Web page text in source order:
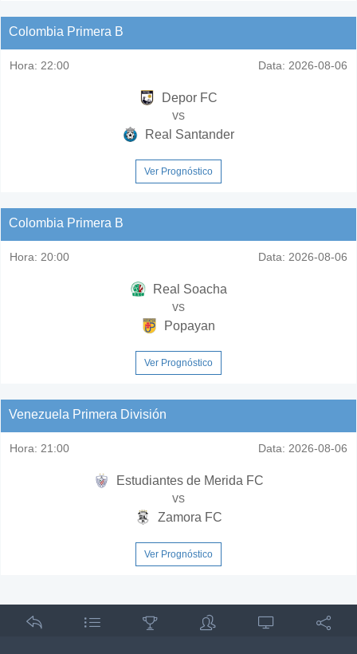
Colombia Primera B
Hora: 22:00 Data: 2026-08-06
Depor FC
vs
Real Santander
Ver Prognóstico
Colombia Primera B
Hora: 20:00 Data: 2026-08-06
Real Soacha
vs
Popayan
Ver Prognóstico
Venezuela Primera División
Hora: 21:00 Data: 2026-08-06
Estudiantes de Merida FC
vs
Zamora FC
Ver Prognóstico